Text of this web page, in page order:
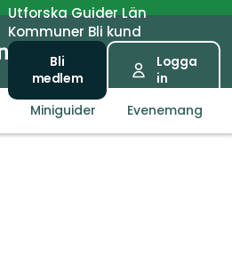
UtforskaGuiderLän
Kommuner Bli kund
Bli
medlem
Logga
in
Miniguider Evenemang